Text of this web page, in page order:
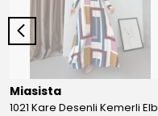
Miasista